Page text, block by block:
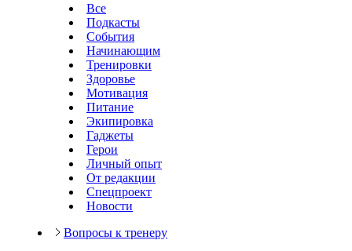
Все
Подкасты
События
Начинающим
Тренировки
Здоровье
Мотивация
Питание
Экипировка
Гаджеты
Герои
Личный опыт
От редакции
Спецпроект
Новости
Вопросы к тренеру